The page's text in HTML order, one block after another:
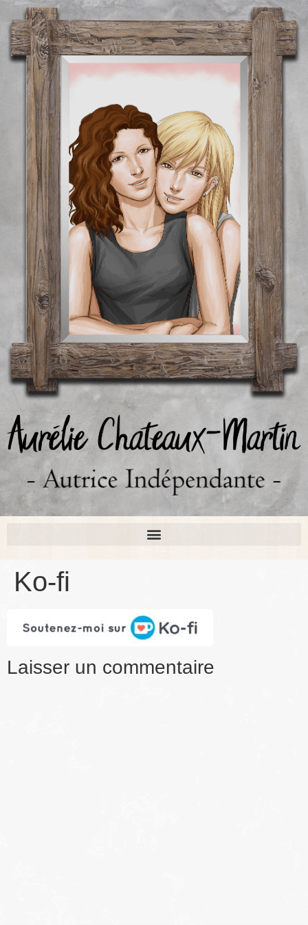
Ko-fi
Laisser un commentaire